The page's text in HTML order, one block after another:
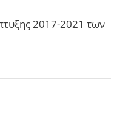
2017-2021 των